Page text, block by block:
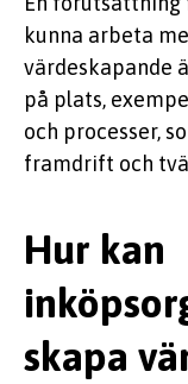
kunna arbeta
värdeskapande
på plats,
och processer,
framdrift och
Hur kan
skapa